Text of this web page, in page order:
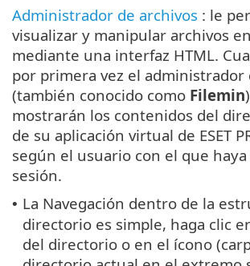
Administrador de archivos : le
visualizar y manipular archivos
mediante una interfaz HTML.
por primera vez el administrador
(también conocido como Filemin
mostrarán los contenidos del
de su aplicación virtual de ESET
según el usuario con el que
sesión.
• La Navegación dentro de la
directorio es simple, haga clic
del directorio o en el ícono